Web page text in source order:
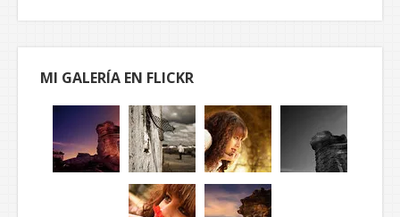
MI GALERÍA EN FLICKR